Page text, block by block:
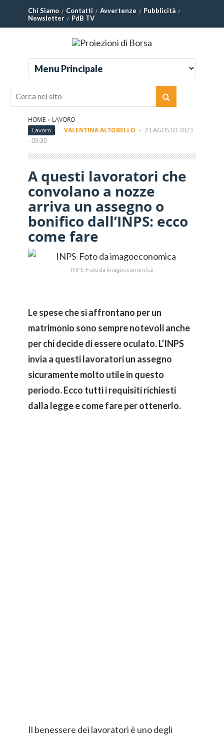
Chi Siamo Contatti Avvertenze
Pubblicità
Newsletter
PdB TV
HOME » LAVORO
Lavoro
VALENTINA ALTOBELLO - 23 AGOSTO 2023
- 09:30
A questi lavoratori che
convolano a nozze
arriva un assegno o
bonifico dall’INPS: ecco
come fare
INPS-Foto da imagoeconomica
Le spese che si affrontano per un
matrimonio sono sempre notevoli anche
per chi decide di essere oculato. L’INPS
invia a questi lavoratori un assegno
sicuramente molto utile in questo
periodo. Ecco tutti i requisiti richiesti
dalla legge e come fare per ottenerlo.
Il benessere dei lavoratori è uno degli